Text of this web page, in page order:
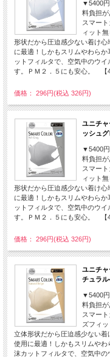
▼5400
料負担
スマー
ィット
形状だから圧迫感少ない着け
に最適！しかもスリムやわら
ットフィルタで、空気中のウ
す。ＰＭ２．５にも安心。 【
価格： 296円(税込 326円)
ユニチ
ッシュ
▼5400
料負担
スマー
ィット
形状だから圧迫感少ない着け
に最適！しかもスリムやわら
ットフィルタで、空気中のウ
す。ＰＭ２．５にも安心。 【
価格： 296円(税込 326円)
ユニチ
チュラル
▼5400
料負担
スマー
ズフィ
立体形状だから圧迫感少ない
使用に最適！しかもスリムや
沫カットフィルタで、空気中